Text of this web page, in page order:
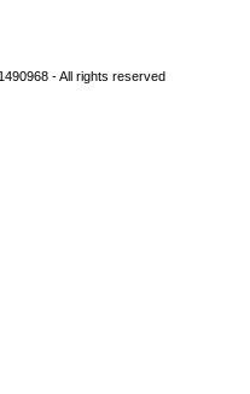
- All rights reserved